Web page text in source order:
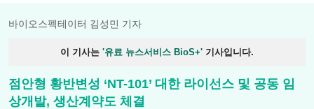
바이오스펙테이터 김성민 기자
이 기사는 '유료 뉴스서비스 BioS+' 기사입니다.
점안형 황반변성 ‘NT-101’ 대한 라이선스 및 공동 임
상개발, 생산계약도 체결